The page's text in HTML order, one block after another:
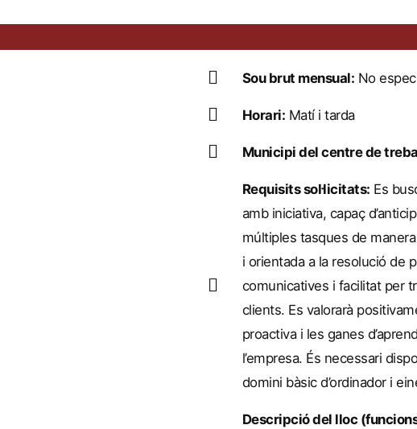
Sou brut mensual: No
Horari: Matí i tarda
Municipi del centre de
Requisits sol·licitats: Es
amb iniciativa, capaç
múltiples tasques de
i orientada a la resolució de
comunicatives i facilitat per
clients. Es valorarà
proactiva i les ganes
l’empresa. És necessari
domini bàsic d’ordinador i
Descripció del lloc